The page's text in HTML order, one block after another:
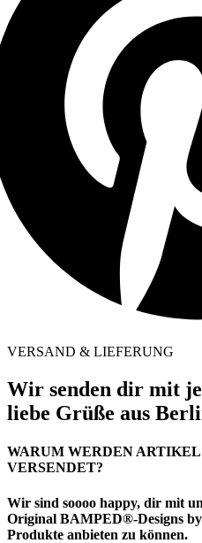
VERSAND & LIEFERUNG
Wir senden dir mit
liebe Grüße aus
WARUM WERDEN
VERSENDET?
Wir sind soooo happy, dir mit
Original BAMPED®-Designs
Produkte anbieten zu können.